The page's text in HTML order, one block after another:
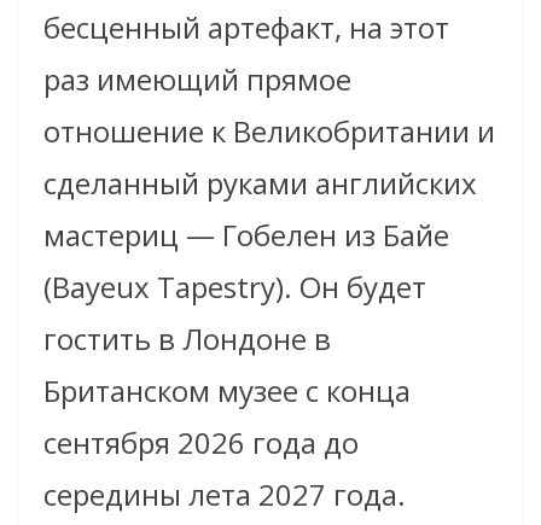
бесценный артефакт, на этот
раз имеющий прямое
отношение к Великобритании и
сделанный руками английских
мастериц — Гобелен из Байе
(Bayeux Tapestry). Он будет
гостить в Лондоне в
Британском музее с конца
сентября 2026 года до
середины лета 2027 года.